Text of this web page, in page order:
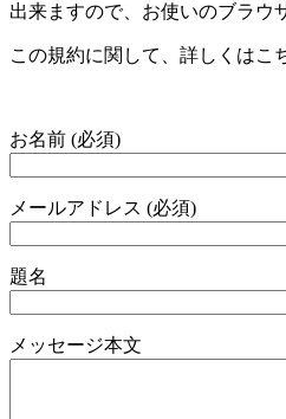
出来ますので、お使いのブラウ
この規約に関して、詳しくはこ
お名前 (必須)
メールアドレス (必須)
題名
メッセージ本文